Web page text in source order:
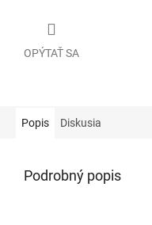
OPÝTAŤ SA
Popis Diskusia
Podrobný popis